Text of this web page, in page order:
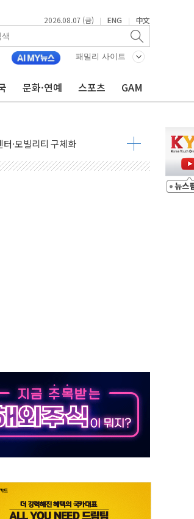
2026.08.07 (금) | ENG | 中文
패밀리 사이트
문화·연예 스포츠 GAM
순이익 21% 증가" 전망
… 거짓 깃발 작전"
샌디스크·피그마·앱러빈↓
개정 논의"
세
이 더 큰 변수"
약카르텔이 습득해 전투 활용
동자 숨져